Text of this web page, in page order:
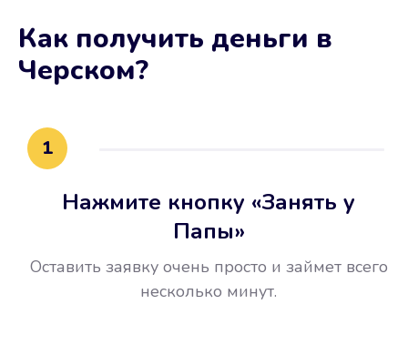
Не потребовались справки, залоги
и поручители. Папа вам доверяет.
Как получить деньги в
Черском?
1
Нажмите кнопку «Занять у
Папы»
Оставить заявку очень просто и займет всего
несколько минут.